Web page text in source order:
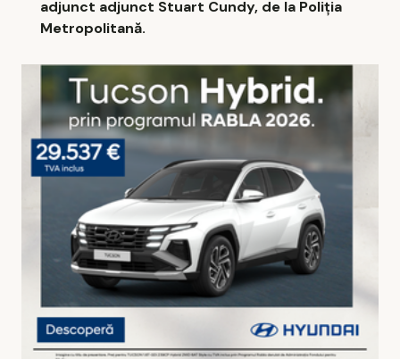
adjunct adjunct Stuart Cundy, de la Poliția
Metropolitană.